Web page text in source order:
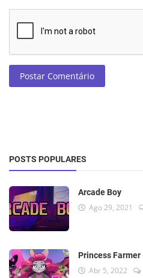
Postar Comentário
POSTS POPULARES
Arcade Boy
Ago 29, 2021
Princess Farmer
Abr 5, 2022